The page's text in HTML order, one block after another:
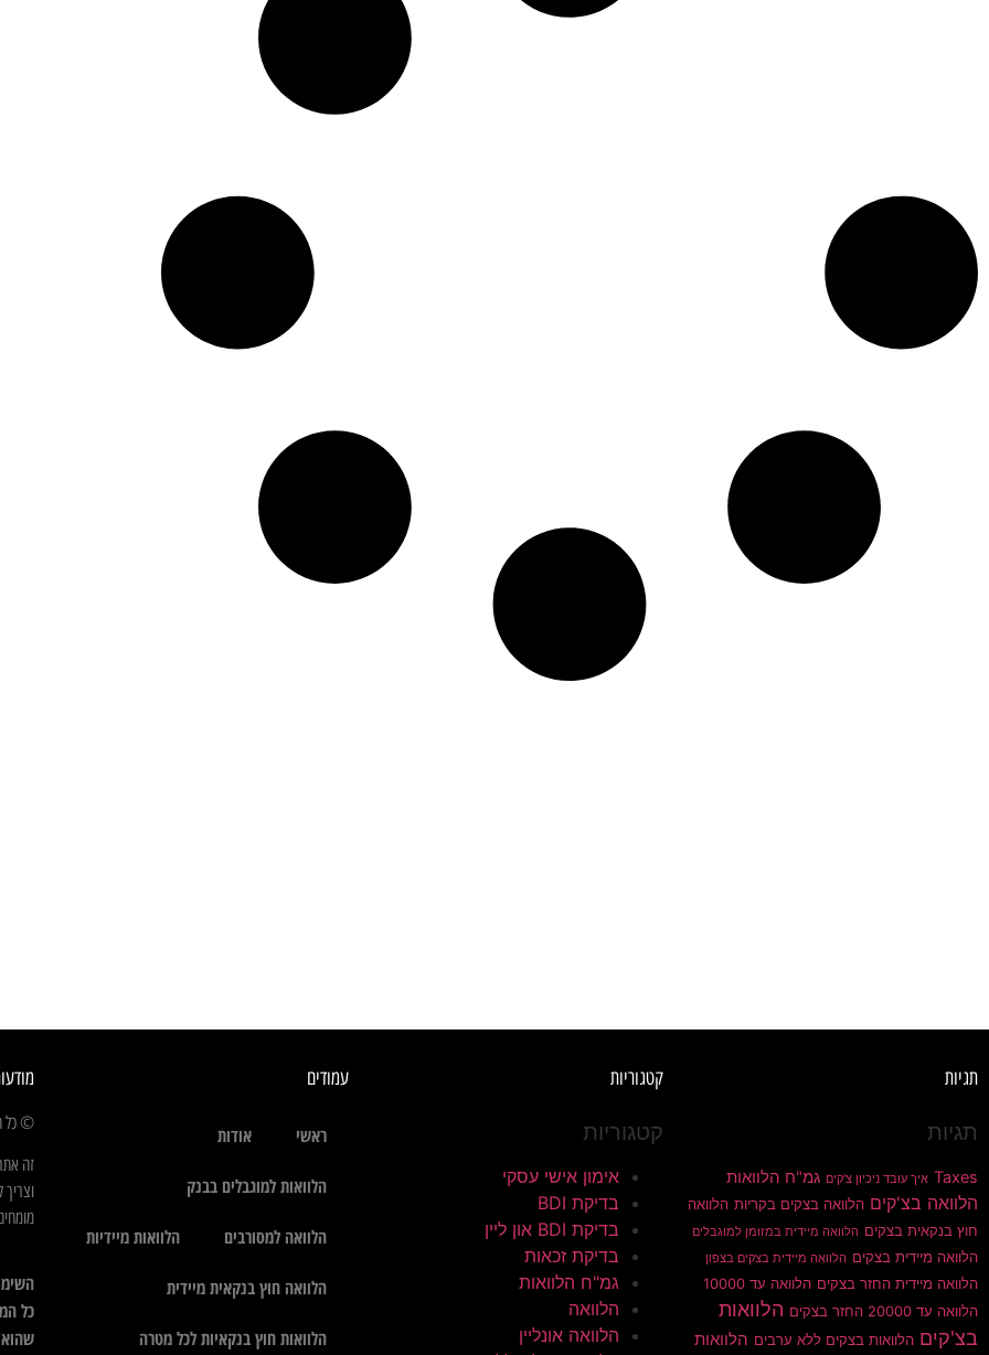
תגיות
תגיות
Taxes איך עובד ניכיון צ'קים גמ"ח הלוואות
הלוואה בצ'קים הלוואה בצקים בקריות הלוואה
חוץ בנקאית בצקים הלוואה מיידית במזומן למוגבלים
הלוואה מיידית בצקים הלוואה מיידית בצקים בצפון
הלוואה מיידית החזר בצקים הלוואה עד 10000
הלוואה עד 20000 החזר בצקים
הלוואות
בצ'קים הלוואות בצקים ללא ערבים הלוואות
קטגוריות
קטגוריות
אימון אישי עסקי
בדיקת BDI
בדיקת BDI און ליין
בדיקת זכאות
גמ"ח הלוואות
הלוואה
הלוואה אונליין
עמודים
ראשי אודות
הלוואות למוגבלים בבנק
הלוואה למסורבים הלוואות מיידיות
הלוואה חוץ בנקאית מיידית
הלוואות חוץ בנקאיות לכל מטרה
© כל
זה
כל